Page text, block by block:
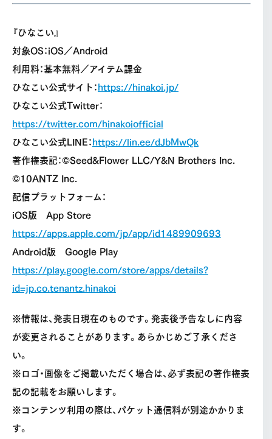
『ひなこい』
対象OS：iOS／Android
利用料：基本無料／アイテム課金
ひなこい公式サイト：https://hinakoi.jp/
ひなこい公式Twitter：
https://twitter.com/hinakoiofficial
ひなこい公式LINE：https://lin.ee/dJbMwQk
著作権表記：©Seed&Flower LLC/Y&N Brothers Inc.
©10ANTZ Inc.
配信プラットフォーム：
iOS版 App Store
https://apps.apple.com/jp/app/id1489909693
Android版 Google Play
https://play.google.com/store/apps/details?
id=jp.co.tenantz.hinakoi
※情報は、発表日現在のものです。発表後予告なしに内容
が変更されることがあります。あらかじめご了承くださ
い。
※ロゴ・画像をご掲載いただく場合は、必ず表記の著作権表
記の記載をお願いします。
※コンテンツ利用の際は、パケット通信料が別途かかりま
す。